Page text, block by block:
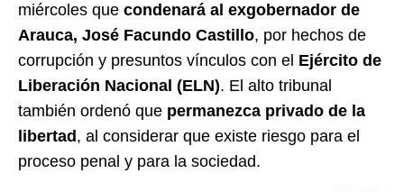
miércoles que condenará al exgobernador de
Arauca, José Facundo Castillo, por hechos de
corrupción y presuntos vínculos con el Ejército de
Liberación Nacional (ELN). El alto tribunal
también ordenó que permanezca privado de la
libertad , al considerar que existe riesgo para el
proceso penal y para la sociedad.